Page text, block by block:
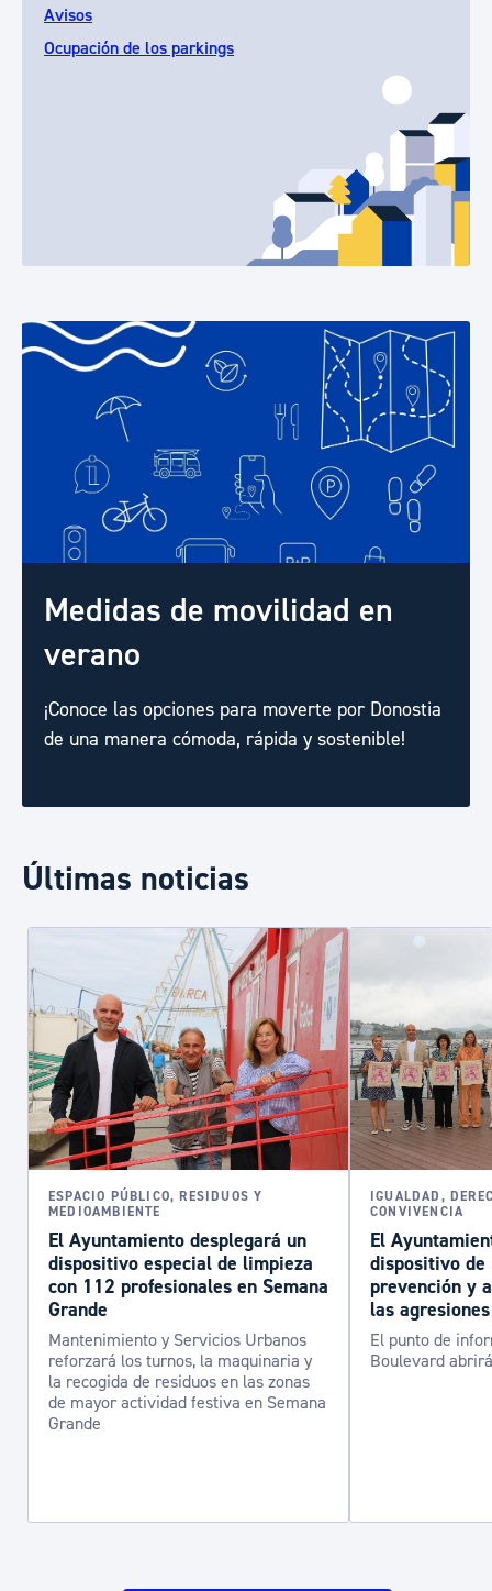
Avisos
Ocupación de los parkings
Medidas de movilidad en
verano
¡Conoce las opciones para moverte por Donostia
de una manera cómoda, rápida y sostenible!
Últimas noticias
ESPACIO PÚBLICO, RESIDUOS Y
MEDIOAMBIENTE
El Ayuntamiento desplegará un
dispositivo especial de limpieza
con 112 profesionales en Semana
Grande
Mantenimiento y Servicios Urbanos
reforzará los turnos, la maquinaria y
la recogida de residuos en las zonas
de mayor actividad festiva en Semana
Grande
IGUALDAD,
CONVIVENCIA
El
dispositivo de
prevención y
las
El punto de
Boulevard